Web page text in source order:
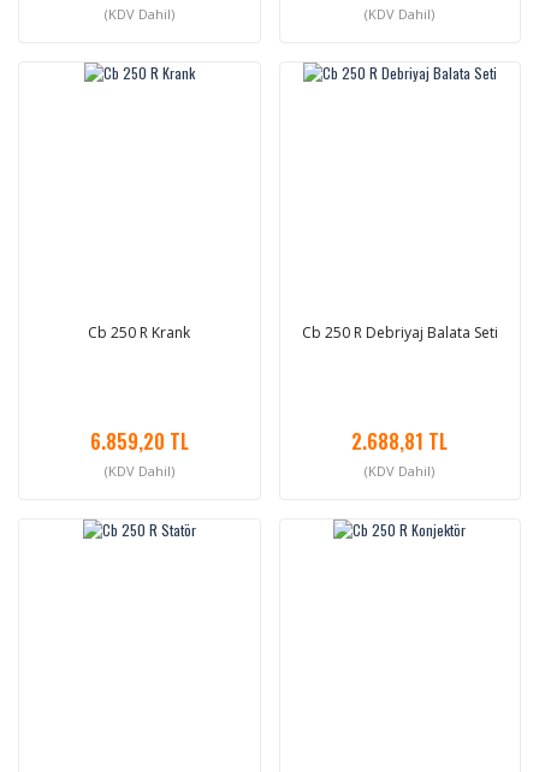
(KDV Dahil) (KDV Dahil)
Cb 250 R Krank
6.859,20 TL
(KDV Dahil)
Cb 250 R Debriyaj Balata Seti
2.688,81 TL
(KDV Dahil)